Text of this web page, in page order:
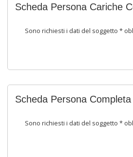
Scheda Persona Cariche
Sono richiesti i dati del soggetto *
Scheda Persona Completa
Sono richiesti i dati del soggetto *